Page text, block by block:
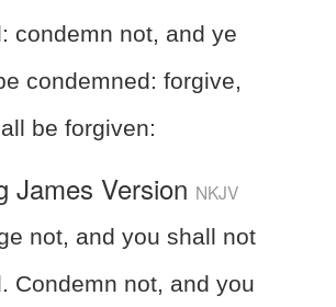
condemn not, and ye
condemned: forgive,
be forgiven:
James Version NKJV
not, and you shall not
Condemn not, and you